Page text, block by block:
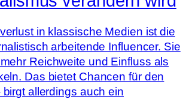
in klassische Medien ist die
arbeitende Influencer. Sie
Reichweite und Einfluss als
Das bietet Chancen für den
allerdings auch ein